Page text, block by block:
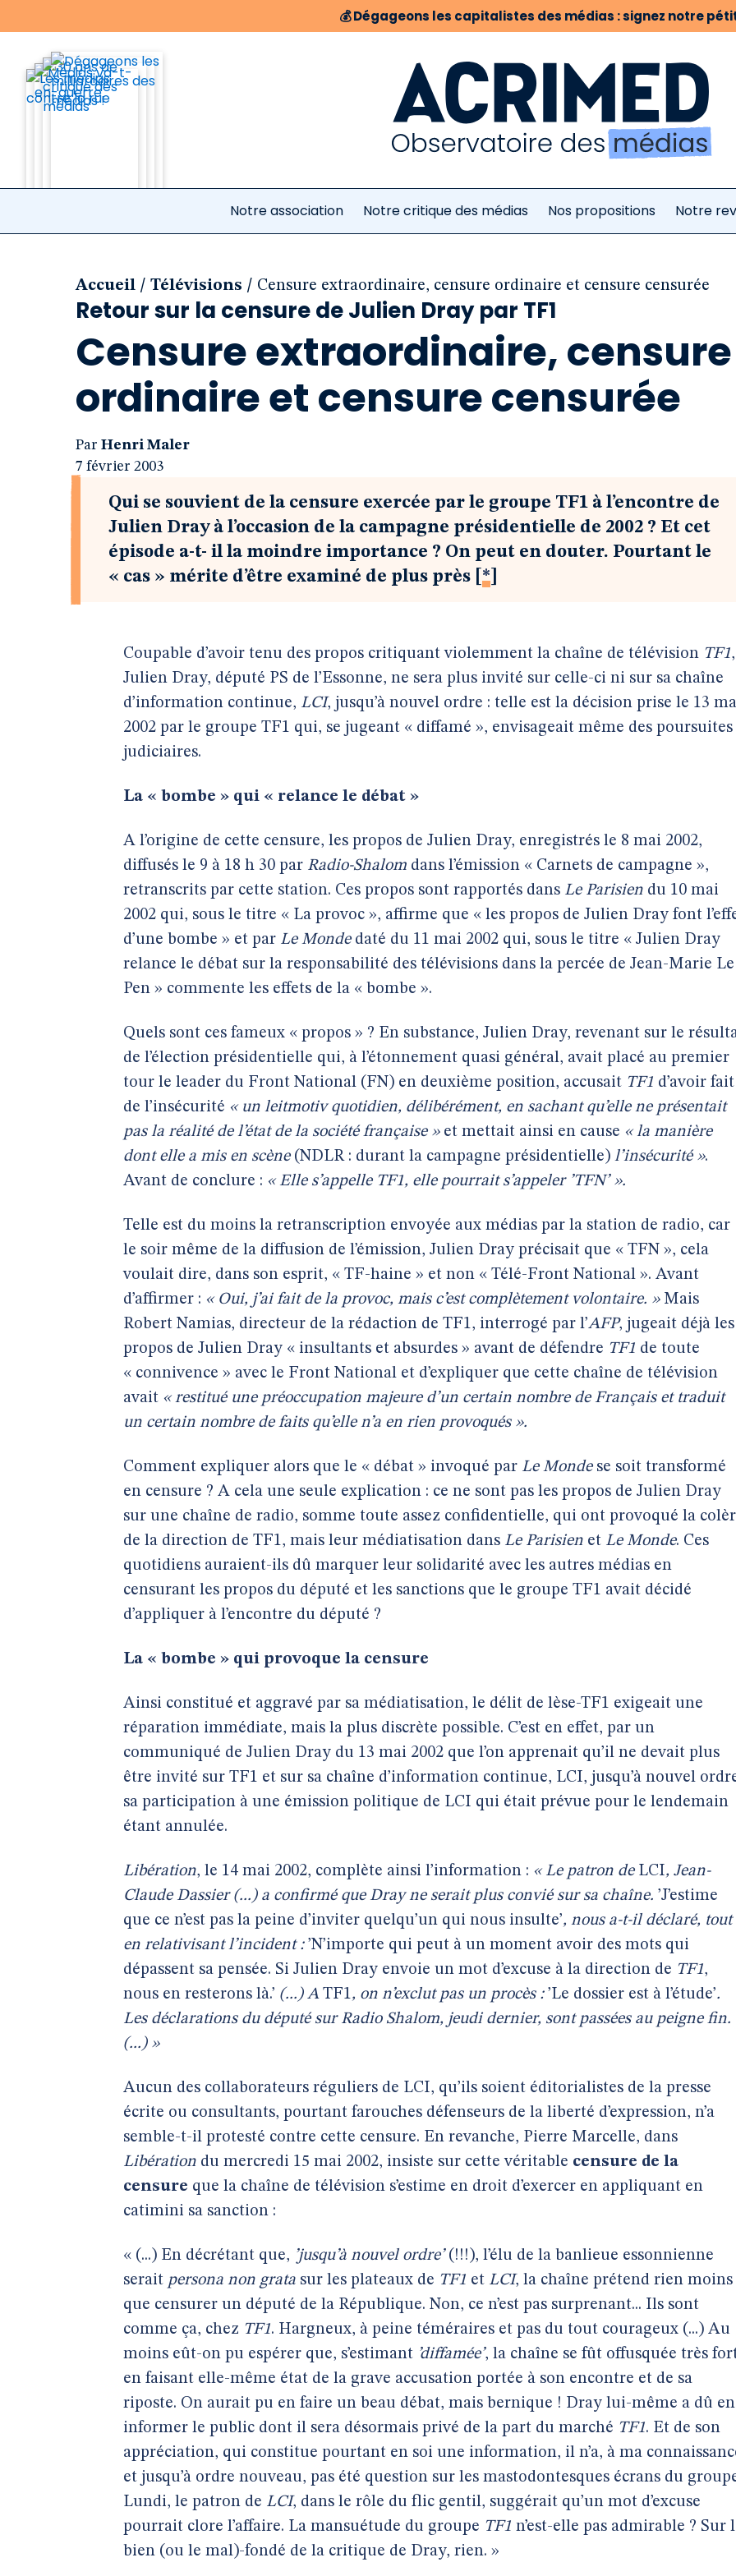
💰Dégageons les capitalistes des médias : signez notre
Notre association Notre critique des médias Nos propositions Notre
Accueil / Télévisions / Censure extraordinaire, censure ordinaire et censure censurée
Retour sur la censure de Julien Dray par TF1
Censure extraordinaire, censure
ordinaire et censure censurée
Par Henri Maler
7 février 2003
Qui se souvient de la censure exercée par le groupe TF1 à l’encontre de
Julien Dray à l’occasion de la campagne présidentielle de 2002 ? Et cet
épisode a-t- il la moindre importance ? On peut en douter. Pourtant le
« cas » mérite d’être examiné de plus près
*
Coupable d’avoir tenu des propos critiquant violemment la chaîne de télévision TF1,
Julien Dray, député PS de l’Essonne, ne sera plus invité sur celle-ci ni sur sa chaîne
d’information continue, LCI, jusqu’à nouvel ordre : telle est la décision prise le 13
2002 par le groupe TF1 qui, se jugeant « diffamé », envisageait même des poursuites
judiciaires.
La « bombe » qui « relance le débat »
A l’origine de cette censure, les propos de Julien Dray, enregistrés le 8 mai 2002,
diffusés le 9 à 18 h 30 par Radio-Shalom dans l’émission « Carnets de campagne »,
retranscrits par cette station. Ces propos sont rapportés dans Le Parisien du 10 mai
2002 qui, sous le titre « La provoc », affirme que « les propos de Julien Dray font
d’une bombe » et par Le Mondedaté du 11 mai 2002 qui, sous le titre « Julien Dray
relance le débat sur la responsabilité des télévisions dans la percée de Jean-Marie Le
Pen » commente les effets de la « bombe ».
Quels sont ces fameux « propos » ? En substance, Julien Dray, revenant sur le
de l’élection présidentielle qui, à l’étonnement quasi général, avait placé au premier
tour le leader du Front National (FN) en deuxième position, accusait TF1 d’avoir fait
de l’insécurité « un leitmotiv quotidien, délibérément, en sachant qu’elle ne présentait
pas la réalité de l’état de la société française »et mettait ainsi en cause « la manière
dont elle a mis en scène(NDLR : durant la campagne présidentielle) l’insécurité ».
Avant de conclure : « Elle s’appelle TF1, elle pourrait s’appeler ’TFN’ ».
Telle est du moins la retranscription envoyée aux médias par la station de radio, car
le soir même de la diffusion de l’émission, Julien Dray précisait que « TFN », cela
voulait dire, dans son esprit, « TF-haine » et non « Télé-Front National ». Avant
d’affirmer : « Oui, j’ai fait de la provoc, mais c’est complètement volontaire. »Mais
Robert Namias, directeur de la rédaction de TF1, interrogé par l’AFP, jugeait déjà les
propos de Julien Dray « insultants et absurdes » avant de défendre TF1 de toute
« connivence » avec le Front National et d’expliquer que cette chaîne de télévision
avait « restitué une préoccupation majeure d’un certain nombre de Français et traduit
un certain nombre de faits qu’elle n’a en rien provoqués ».
Comment expliquer alors que le « débat » invoqué par Le Mondese soit transformé
en censure ? A cela une seule explication : ce ne sont pas les propos de Julien Dray
sur une chaîne de radio, somme toute assez confidentielle, qui ont provoqué la
de la direction de TF1, mais leur médiatisation dans Le Parisien et Le Monde. Ces
quotidiens auraient-ils dû marquer leur solidarité avec les autres médias en
censurant les propos du député et les sanctions que le groupe TF1 avait décidé
d’appliquer à l’encontre du député ?
La « bombe » qui provoque la censure
Ainsi constitué et aggravé par sa médiatisation, le délit de lèse-TF1 exigeait une
réparation immédiate, mais la plus discrète possible. C’est en effet, par un
communiqué de Julien Dray du 13 mai 2002 que l’on apprenait qu’il ne devait plus
être invité sur TF1 et sur sa chaîne d’information continue, LCI, jusqu’à nouvel
sa participation à une émission politique de LCI qui était prévue pour le lendemain
étant annulée.
Libération, le 14 mai 2002, complète ainsi l’information : « Le patron de LCI, Jean-
Claude Dassier (...) a confirmé que Dray ne serait plus convié sur sa chaîne. ’J’estime
que ce n’est pas la peine d’inviter quelqu’un qui nous insulte’, nous a-t-il déclaré, tout
en relativisant l’incident : ’N’importe qui peut à un moment avoir des mots qui
dépassent sa pensée. Si Julien Dray envoie un mot d’excuse à la direction de TF1,
nous en resterons là.’ (...) A TF1, on n’exclut pas un procès : ’Le dossier est à l’étude’.
Les déclarations du député sur Radio Shalom, jeudi dernier, sont passées au peigne fin.
(...) »
Aucun des collaborateurs réguliers de LCI, qu’ils soient éditorialistes de la presse
écrite ou consultants, pourtant farouches défenseurs de la liberté d’expression, n’a
semble-t-il protesté contre cette censure. En revanche, Pierre Marcelle, dans
Libération du mercredi 15 mai 2002, insiste sur cette véritable censure de la
censure que la chaîne de télévision s’estime en droit d’exercer en appliquant en
catimini sa sanction :
« (...) En décrétant que, ’jusqu’à nouvel ordre’(!!!), l’élu de la banlieue essonnienne
serait persona non grata sur les plateaux de TF1 et LCI, la chaîne prétend rien moins
que censurer un député de la République. Non, ce n’est pas surprenant... Ils sont
comme ça, chez TF1. Hargneux, à peine téméraires et pas du tout courageux (...) Au
moins eût-on pu espérer que, s’estimant ’diffamée’, la chaîne se fût offusquée très
en faisant elle-même état de la grave accusation portée à son encontre et de sa
riposte. On aurait pu en faire un beau débat, mais bernique ! Dray lui-même a dû en
informer le public dont il sera désormais privé de la part du marché TF1. Et de son
appréciation, qui constitue pourtant en soi une information, il n’a, à ma
et jusqu’à ordre nouveau, pas été question sur les mastodontesques écrans du
Lundi, le patron de LCI, dans le rôle du flic gentil, suggérait qu’un mot d’excuse
pourrait clore l’affaire. La mansuétude du groupe TF1 n’est-elle pas admirable ? Sur
bien (ou le mal)-fondé de la critique de Dray, rien. »